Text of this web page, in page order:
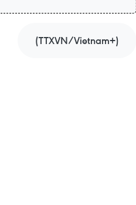
(TTXVN/Vietnam+)